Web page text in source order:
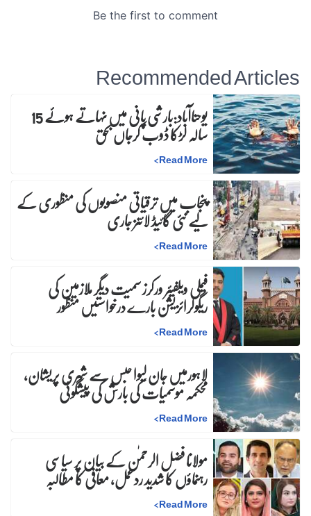
Recommended Articles
یوحناآباد:بارشی پانی میں نہاتے ہوئے 15 سالہ لڑکا ڈوب کرجاں بحق
Read More
>
پنجاب میں ترقیاتی منصوبوں کی منظوری کے
لیے نئی گائیڈ لائنز جاری
Read More
>
فیملی ویلفیئر ورکرز سمیت دیگر ملازمین کی
ریگولرائزیشن بارے درخواستیں منظور
Read More
>
لاہورمیں جان لیوا حبس سے شہری پریشان،
محکمہ موسمیات کی بارش کی پیشگوئی
Read More
>
مولانا فضل الرحمٰن کے بیان پر سیاسی
رہنماؤں کا شدید ردعمل، معافی کا مطالبہ
Read More
>